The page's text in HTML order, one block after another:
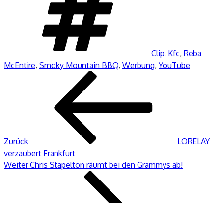
Clip, Kfc, Reba
McEntire, Smoky Mountain BBQ, Werbung, YouTube
Beitragsnavigation
Zurück
LORELAY
verzaubert Frankfurt
Nächster
Weiter Chris Stapelton räumt bei den Grammys ab!